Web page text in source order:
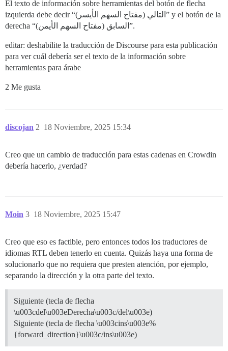
El texto de información sobre herramientas del botón de flecha
izquierda debe decir “التالي (مفتاح السهم الأيسر)” y el botón de la
derecha “السابق (مفتاح السهم الأيمن)”.
editar: deshabilite la traducción de Discourse para esta publicación
para ver cuál debería ser el texto de la información sobre
herramientas para árabe
2 Me gusta
discojan 18 Noviembre, 2025 15:34
2
Creo que un cambio de traducción para estas cadenas en Crowdin
debería hacerlo, ¿verdad?
Moin 18 Noviembre, 2025 15:47
3
Creo que eso es factible, pero entonces todos los traductores de
idiomas RTL deben tenerlo en cuenta. Quizás haya una forma de
solucionarlo que no requiera que presten atención, por ejemplo,
separando la dirección y la otra parte del texto.
Siguiente (tecla de flecha
\u003cdel\u003eDerecha\u003c/del\u003e)
Siguiente (tecla de flecha \u003cins\u003e%
{forward_direction}\u003c/ins\u003e)